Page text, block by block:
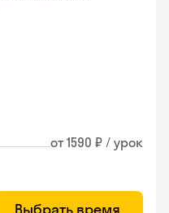
от 1590 ₽ / урок